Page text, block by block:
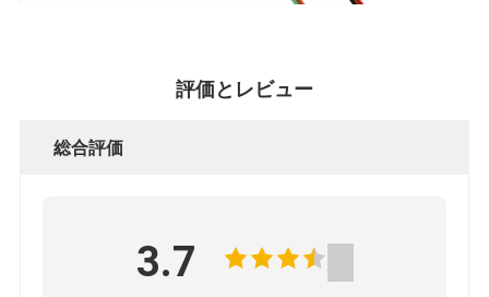
評価とレビュー
総合評価
3.7